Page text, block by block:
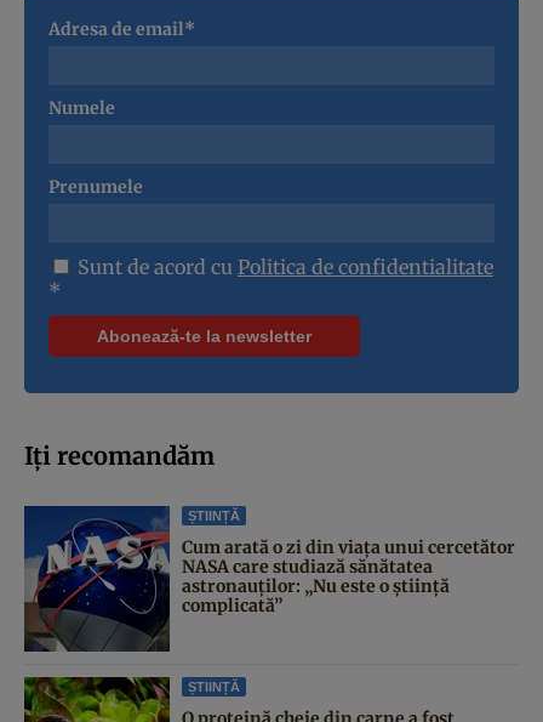
Adresa de email*
Numele
Prenumele
Sunt de acord cu Politica de confidentialitate
*
Iți recomandăm
ȘTIINȚĂ
Cum arată o zi din viața unui cercetător
NASA care studiază sănătatea
astronauților: „Nu este o știință
complicată”
ȘTIINȚĂ